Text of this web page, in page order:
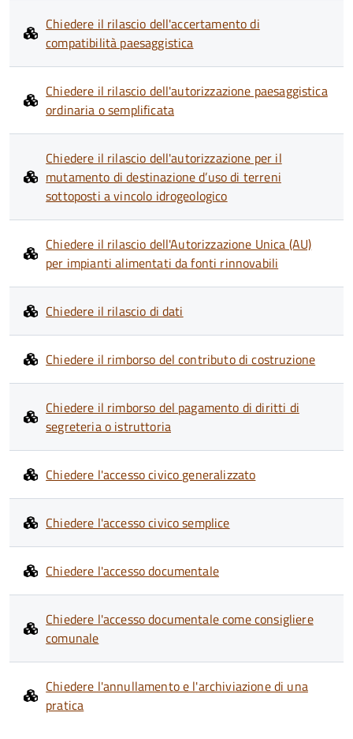
Chiedere il rilascio dell'accertamento di
compatibilità paesaggistica
Chiedere il rilascio dell'autorizzazione paesaggistica
ordinaria o semplificata
Chiedere il rilascio dell'autorizzazione per il
mutamento di destinazione d’uso di terreni
sottoposti a vincolo idrogeologico
Chiedere il rilascio dell'Autorizzazione Unica (AU)
per impianti alimentati da fonti rinnovabili
Chiedere il rilascio di dati
Chiedere il rimborso del contributo di costruzione
Chiedere il rimborso del pagamento di diritti di
segreteria o istruttoria
Chiedere l'accesso civico generalizzato
Chiedere l'accesso civico semplice
Chiedere l'accesso documentale
Chiedere l'accesso documentale come consigliere
comunale
Chiedere l'annullamento e l'archiviazione di una
pratica